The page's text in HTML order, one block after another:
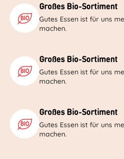
Großes Bio-Sortiment
Gutes Essen ist für uns
machen.
Großes Bio-Sortiment
Gutes Essen ist für uns
machen.
Großes Bio-Sortiment
Gutes Essen ist für uns
machen.